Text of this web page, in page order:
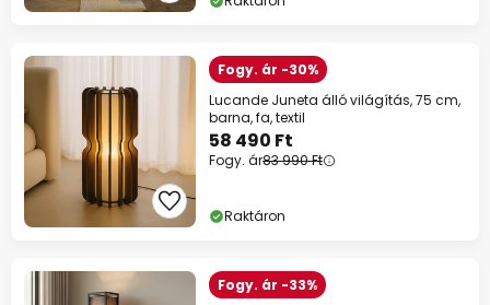
Fogy. ár -30%
Lucande Juneta álló világítás, 75 cm,
barna, fa, textil
58 490 Ft
Fogy. ár83 990 Ft
Raktáron
Fogy. ár -33%